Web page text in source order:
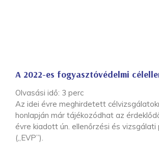
A 2022-es fogyasztóvédelmi
Olvasási idő: 3 perc
Az idei évre meghirdetett
honlapján már tájékozódhat az
évre kiadott ún. ellenőrzési és vizsgálati
(„EVP”).